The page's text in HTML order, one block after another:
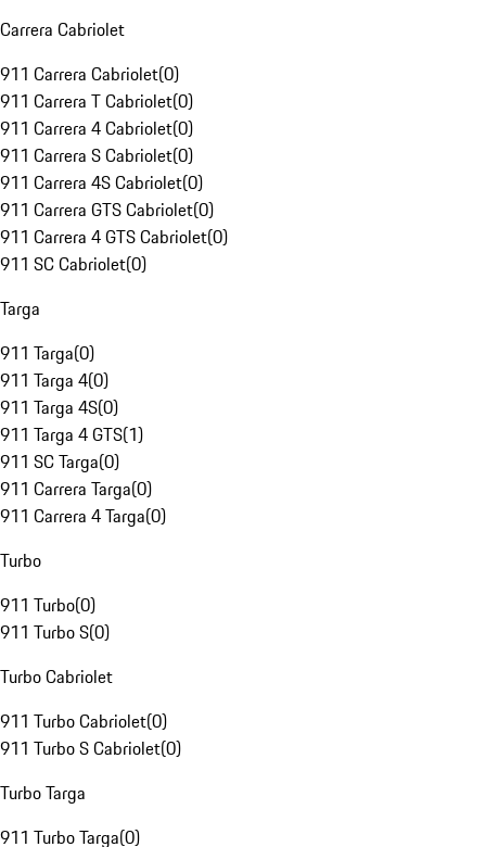
Carrera Cabriolet
911 Carrera Cabriolet(0)
911 Carrera T Cabriolet(0)
911 Carrera 4 Cabriolet(0)
911 Carrera S Cabriolet(0)
911 Carrera 4S Cabriolet(0)
911 Carrera GTS Cabriolet(0)
911 Carrera 4 GTS Cabriolet(0)
911 SC Cabriolet(0)
Targa
911 Targa(0)
911 Targa 4(0)
911 Targa 4S(0)
911 Targa 4 GTS(1)
911 SC Targa(0)
911 Carrera Targa(0)
911 Carrera 4 Targa(0)
Turbo
911 Turbo(0)
911 Turbo S(0)
Turbo Cabriolet
911 Turbo Cabriolet(0)
911 Turbo S Cabriolet(0)
Turbo Targa
911 Turbo Targa(0)